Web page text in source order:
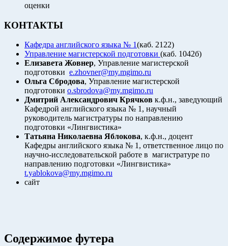
оценки
КОНТАКТЫ
Кафедра английского языка № 1(каб. 2122)
Управление магистерской подготовки (каб. 1042б)
Елизавета Жовнер, Управление магистерской
подготовки e.zhovner@my.mgimo.ru
Ольга Сбродова, Управление магистерской
подготовки o.sbrodova@my.mgimo.ru
Дмитрий Александрович Крячков к.ф.н., заведующий
Кафедрой английского языка № 1, научный
руководитель магистратуры по направлению
подготовки «Лингвистика»
Татьяна Николаевна Яблокова, к.ф.н., доцент
Кафедры английского языка № 1, ответственное лицо по
научно-исследовательской работе в магистратуре по
направлению подготовки «Лингвистика»
t.yablokova@my.mgimo.ru
сайт
Содержимое футера